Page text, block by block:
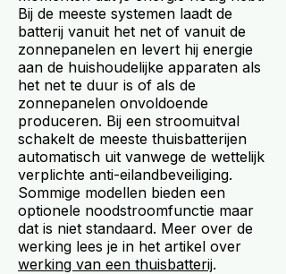
Bij de meeste systemen laadt de
batterij vanuit het net of vanuit de
zonnepanelen en levert hij energie
aan de huishoudelijke apparaten als
het net te duur is of als de
zonnepanelen onvoldoende
produceren. Bij een stroomuitval
schakelt de meeste thuisbatterijen
automatisch uit vanwege de wettelijk
verplichte anti-eilandbeveiliging.
Sommige modellen bieden een
optionele noodstroomfunctie maar
dat is niet standaard. Meer over de
werking lees je in het artikel over
werking van een thuisbatterij.